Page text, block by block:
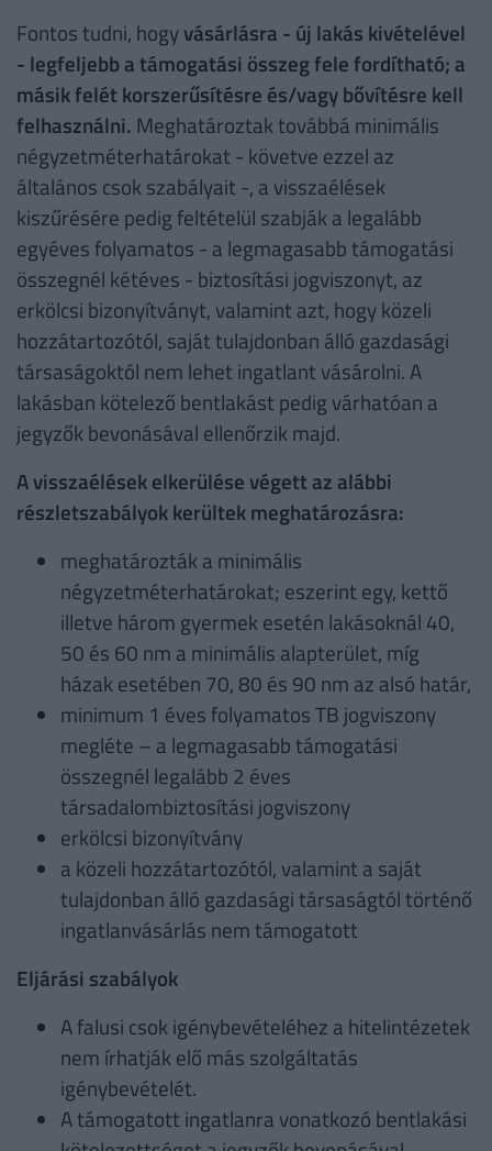
Fontos tudni, hogyvásárlásra - új lakás kivételével
- legfeljebb a támogatási összeg fele fordítható; a
másik felét korszerűsítésre és/vagy bővítésre kell
felhasználni. Meghatároztak továbbá minimális
négyzetméterhatárokat - követve ezzel az
általános csok szabályait -, a visszaélések
kiszűrésére pedig feltételül szabják a legalább
egyéves folyamatos - a legmagasabb támogatási
összegnél kétéves - biztosítási jogviszonyt, az
erkölcsi bizonyítványt, valamint azt, hogy közeli
hozzátartozótól, saját tulajdonban álló gazdasági
társaságoktól nem lehet ingatlant vásárolni. A
lakásban kötelező bentlakást pedig várhatóan a
jegyzők bevonásával ellenőrzik majd.
A visszaélések elkerülése végett az alábbi
részletszabályok kerültek meghatározásra:
meghatározták a minimális
négyzetméterhatárokat; eszerint egy, kettő
illetve három gyermek esetén lakásoknál 40,
50 és 60 nm a minimális alapterület, míg
házak esetében 70, 80 és 90 nm az alsó határ,
minimum 1 éves folyamatos TB jogviszony
megléte – a legmagasabb támogatási
összegnél legalább 2 éves
társadalombiztosítási jogviszony
erkölcsi bizonyítvány
a közeli hozzátartozótól, valamint a saját
tulajdonban álló gazdasági társaságtól történő
ingatlanvásárlás nem támogatott
Eljárási szabályok
A falusi csok igénybevételéhez a hitelintézetek
nem írhatják elő más szolgáltatás
igénybevételét.
A támogatott ingatlanra vonatkozó bentlakási